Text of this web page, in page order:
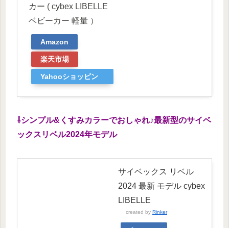
カー ( cybex LIBELLE
ベビーカー 軽量 ）
Amazon
楽天市場
Yahooショッピン
⇩シンプル&くすみカラーでおしゃれ♪最新型のサイベ
ックスリベル2024年モデル
サイベックス リベル
2024 最新 モデル cybex
LIBELLE
created by Rinker